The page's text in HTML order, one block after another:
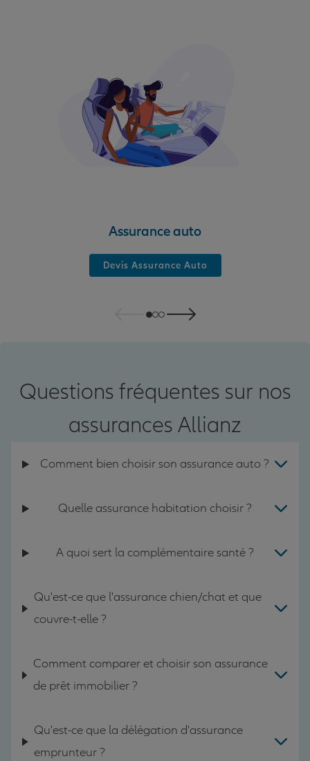
Assurance auto
Devis Assurance Auto
Questions fréquentes sur nos
assurances Allianz
Comment bien choisir son assurance auto ?
Quelle assurance habitation choisir ?
A quoi sert la complémentaire santé ?
Qu'est-ce que l'assurance chien/chat et que
couvre-t-elle ?
Comment comparer et choisir son assurance
de prêt immobilier ?
Qu'est-ce que la délégation d'assurance
emprunteur ?